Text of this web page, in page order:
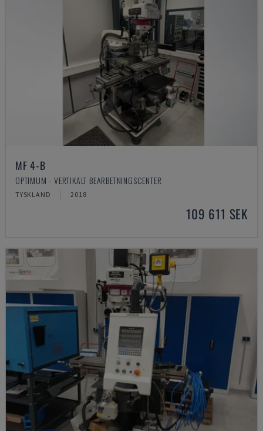
MF 4-B
OPTIMUM - VERTIKALT BEARBETNINGSCENTER
TYSKLAND 2018
109 611 SEK